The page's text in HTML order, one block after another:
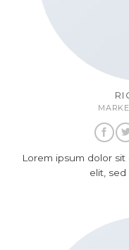
Lorem ipsum dolor
elit,